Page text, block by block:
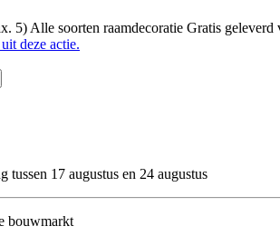
5) Alle soorten raamdecoratie Gratis geleverd
deze actie.
tussen 17 augustus en 24 augustus
bouwmarkt